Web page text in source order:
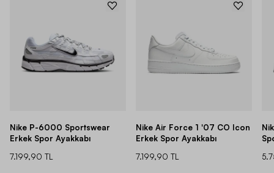
Nike P-6000 Sportswear
Erkek Spor Ayakkabı
7.199,90 TL
Nike Air Force 1 '07 CO Icon
Erkek Spor Ayakkabı
7.199,90 TL